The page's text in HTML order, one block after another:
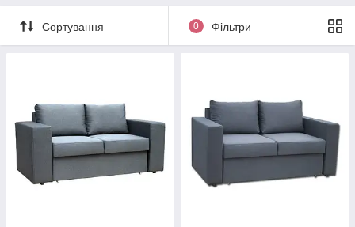
Сортування 0 Фільтри